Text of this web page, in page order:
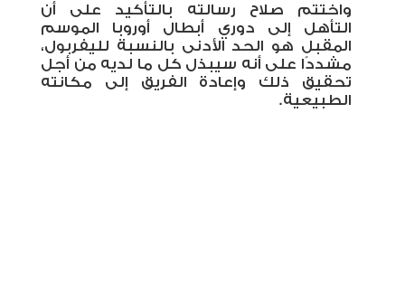
واختتم صلاح رسالته بالتأكيد على أن
التأهل إلى دوري أبطال أوروبا الموسم
المقبل هو الحد الأدنى بالنسبة لليفربول،
مشددًا على أنه سيبذل كل ما لديه من أجل
تحقيق ذلك وإعادة الفريق إلى مكانته
الطبيعية.